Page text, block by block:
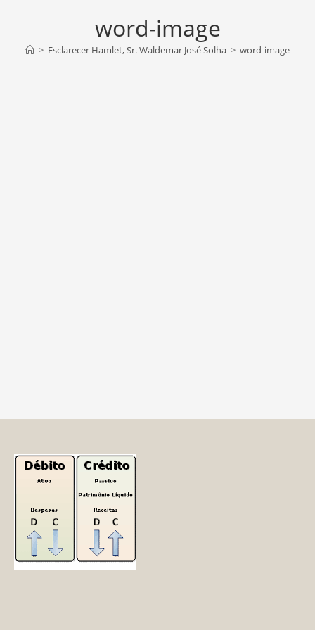
word-image
> Esclarecer Hamlet, Sr. Waldemar José Solha > word-image